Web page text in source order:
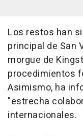
Los restos han
principal de San
morgue de
procedimientos
Asimismo, ha
"estrecha
internacionales.